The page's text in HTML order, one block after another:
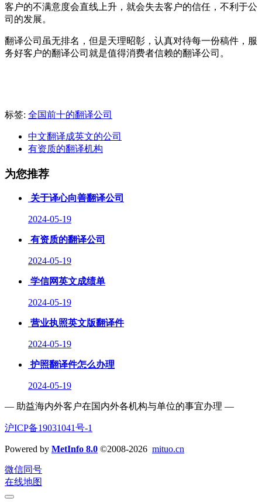
客户的不满意度会直线上升，就会失去客户的信任，不利于公
司的发展。
翻译公司虽无排名，但是天理昭彰，认真对待每一份稿件，服
务好客户的翻译公司就是值得消费者信赖的翻译公司。
标签: 全国前十的翻译公司
中文翻译成英文的公司
有资质的翻译机构
为您推荐
关于译心向善翻译公司
2024-05-19
有资质的翻译公司
2024-05-19
学信网英文成绩单
2024-05-19
营业执照英文版翻译件
2024-05-19
护照翻译件怎么办理
2024-05-19
— 助益海内外客户在国内外各机构与单位的事宜办理 —
沪ICP备19031041号-1
Powered by MetInfo 8.0 ©2008-2026 mituo.cn
微信同号
在线地图